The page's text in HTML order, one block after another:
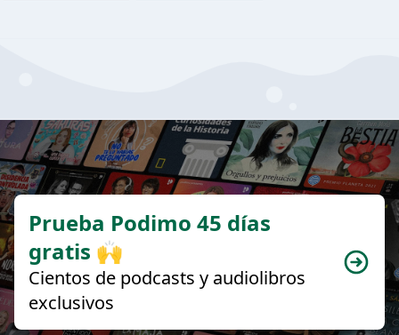
Prueba Podimo 45 días
gratis 🙌
Cientos de podcasts y audiolibros
exclusivos